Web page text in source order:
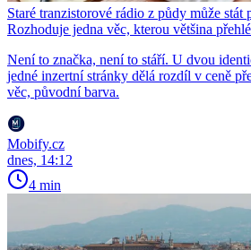
Staré tranzistorové rádio z půdy může stát
Rozhoduje jedna věc, kterou většina
Není to značka, není to stáří. U dvou
jedné inzertní stránky dělá rozdíl v ceně
věc, původní barva.
Mobify.cz
dnes, 14:12
4 min